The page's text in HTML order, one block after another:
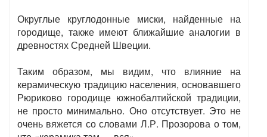
Округлые круглодонные миски, найденные на
городище, также имеют ближайшие аналогии в
древностях Средней Швеции.
Таким образом, мы видим, что влияние на
керамическую традицию населения, основавшего
Рюриково городище южнобалтийской традиции,
не просто минимально. Оно отсутствует. Это не
очень вяжется со словами Л.Р. Прозорова о том,